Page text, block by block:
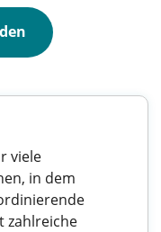
viele
in dem
zahlreiche